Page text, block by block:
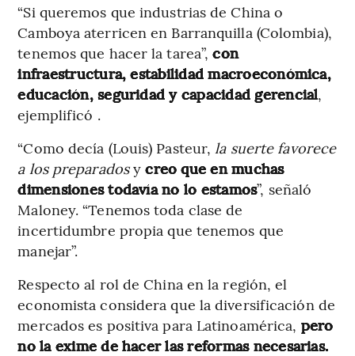
“Si queremos que industrias de China o
Camboya aterricen en Barranquilla (Colombia),
tenemos que hacer la tarea”, con
infraestructura, estabilidad macroeconómica,
educación, seguridad y capacidad gerencial,
ejemplificó .
“Como decía (Louis) Pasteur, la suerte favorece
a los preparadosycreo que en muchas
dimensiones todavía no lo estamos”, señaló
Maloney. “Tenemos toda clase de
incertidumbre propia que tenemos que
manejar”.
Respecto al rol de China en la región, el
economista considera que la diversificación de
mercados es positiva para Latinoamérica, pero
no la exime de hacer las reformas necesarias.